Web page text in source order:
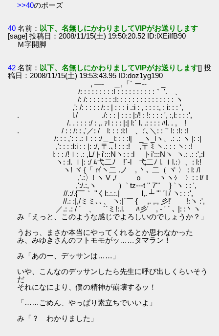
>>40のポーズ
40 名前： 以下、名無しにかわりましてVIPがお送りします
[sage] 投稿日：2008/11/15(土) 19:50:20.52 ID:lXEiIfB90
Ｍ字開脚
42 名前： 以下、名無しにかわりましてVIPがお送りします[] 投
稿日：2008/11/15(土) 19:53:43.95 ID:doz1yg190
, ―- ＿,「` ー‐- _
/: : : : : : : : :! : : : : : : : : : :｀ '. 、
/: /: : : : : : : :!: : : : : : : : : : : : : : : ヽ
,': /: : : : : /: : | : : : i .:i : , : : : :, : i: : : ',
. l./ ./: : : | : : : |:/! : !: : : : ', :,l: : : :',
/. . : : : :/ : ,. ｧl : : : |:| l:` l､.: : : : ﾊl. . , !
. / : : /: : ,'／: / l: : : :l:! 、:'､＼: : `' !: :!: :!
/: : : ,': : .:ｌ: : :/＿_l: : : :l| _ヽ_lヽ、.: .: ヽ |: :|
,': : : :l:i : : |: :/, 〒.､! : : :! ,〒 ﾐ ヽ.: : : ヽ: :!
l: : : /!ｌ: .: ,L/トi':::Nヽ: : :l トi':::Nヽ_ヽ.: .: :',:l
ヽ: :l. ｌ|: :/ ﾑ弋二ﾉ !`-l 弋二ﾉ l. ｌl.:〉、: l:!
ヽ! ヾ {「 rｲヽ二 .ノ , 丶､ 二（ ヾ 〉 : l: /l
,'.:〉! ヽ V ,/ ｏ ヽヽｩ 〉: : l/ l!
,':/.:,ヽ ）` tz---t '' 7'" } `ヽ : : ',
//.:/.{￣｀ ''くl:.:.:.| l,. ┴ ''' ´l / ヽ: : :',
//.: :|,/ミミ､､、 ヽ:|´￣ { ,. ,., 彡!' !:ヽ :',
／.: .: / ` 、 ``ミ!:.l. ﾊ彡' , - ' ` ､ |: :丶ヽ
み「えっと、このような感じでよろしいのでしょうか？」
うおっ、まさか本当にやってくれるとか思わなかった
み、みゆきさんのフトモモがッ……タマラン！
み「あのー、デッサンは……」
いや、こんなのデッサンしたら先生に呼び出しくらいそう
だ
それになにより、僕の精神が崩壊するッ！
「……ごめん、やっぱり素立ちでいいよ」
み「？ わかりました」